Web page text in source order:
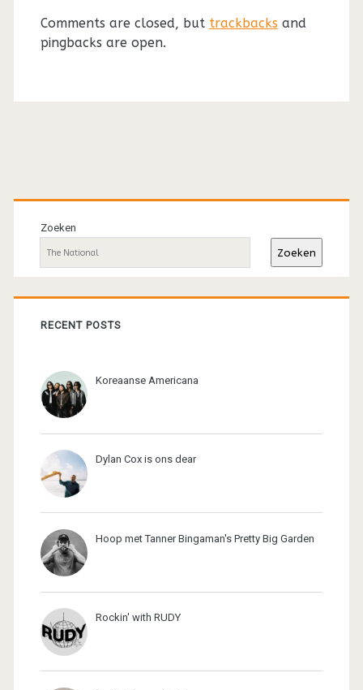
Comments are closed, but trackbacks and
pingbacks are open.
Primaire
sidebar
Zoeken
Zoeken
RECENT POSTS
Koreaanse Americana
Dylan Cox is ons dear
Hoop met Tanner Bingaman's Pretty Big Garden
Rockin' with RUDY